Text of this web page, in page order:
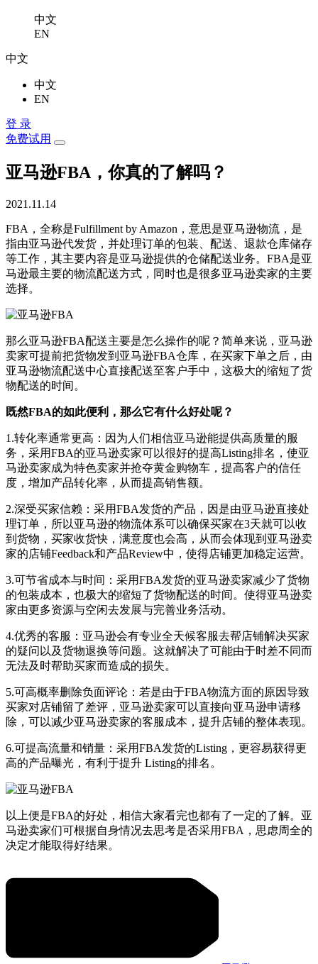
中文
EN
中文
中文
EN
登 录
免费试用
亚马逊FBA，你真的了解吗？
2021.11.14
FBA，全称是Fulfillment by Amazon，意思是亚马逊物流，是
指由亚马逊代发货，并处理订单的包装、配送、退款仓库储存
等工作，其主要内容是亚马逊提供的仓储配送业务。FBA是亚
马逊最主要的物流配送方式，同时也是很多亚马逊卖家的主要
选择。
那么亚马逊FBA配送主要是怎么操作的呢？简单来说，亚马逊
卖家可提前把货物发到亚马逊FBA仓库，在买家下单之后，由
亚马逊物流配送中心直接配送至客户手中，这极大的缩短了货
物配送的时间。
既然FBA的如此便利，那么它有什么好处呢？
1.转化率通常更高：因为人们相信亚马逊能提供高质量的服
务，采用FBA的亚马逊卖家可以很好的提高Listing排名，使亚
马逊卖家成为特色卖家并抢夺黄金购物车，提高客户的信任
度，增加产品转化率，从而提高销售额。
2.深受买家信赖：采用FBA发货的产品，因是由亚马逊直接处
理订单，所以亚马逊的物流体系可以确保买家在3天就可以收
到货物，买家收货快，满意度也会高，从而会体现到亚马逊卖
家的店铺Feedback和产品Review中，使得店铺更加稳定运营。
3.可节省成本与时间：采用FBA发货的亚马逊卖家减少了货物
的包装成本，也极大的缩短了货物配送的时间。使得亚马逊卖
家由更多资源与空闲去发展与完善业务活动。
4.优秀的客服：亚马逊会有专业全天候客服去帮店铺解决买家
的疑问以及货物退换等问题。这就解决了可能由于时差不同而
无法及时帮助买家而造成的损失。
5.可高概率删除负面评论：若是由于FBA物流方面的原因导致
买家对店铺留了差评，亚马逊卖家可以直接向亚马逊申请移
除，可以减少亚马逊卖家的客服成本，提升店铺的整体表现。
6.可提高流量和销量：采用FBA发货的Listing，更容易获得更
高的产品曝光，有利于提升 Listing的排名。
以上便是FBA的好处，相信大家看完也都有了一定的了解。亚
马逊卖家们可根据自身情况去思考是否采用FBA，思虑周全的
决定才能取得好结果。